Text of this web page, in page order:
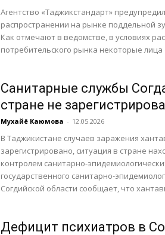
Агентство «Таджикстандарт»
распространении на рынке поддельной
Как отмечают в ведомстве, в условиях
потребительского рынка некоторые лица
Санитарные службы
стране не
Мухайё Каюмова - 12.05.2026
В Таджикистане случаев заражения
зарегистрировано, ситуация в стране
контролем санитарно-
государственного санитарно-
Согдийской области сообщает, что
Дефицит психиатров в